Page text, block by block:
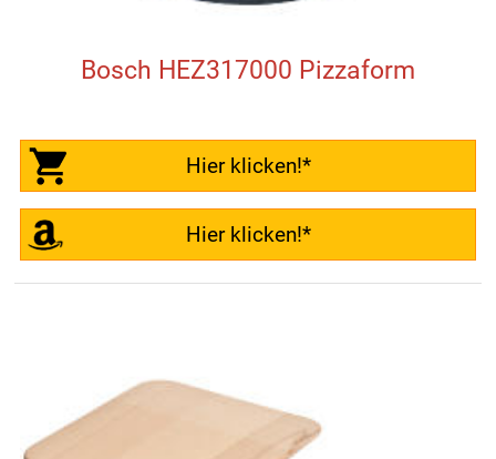
Bosch HEZ317000 Pizzaform
Hier klicken!*
Hier klicken!*